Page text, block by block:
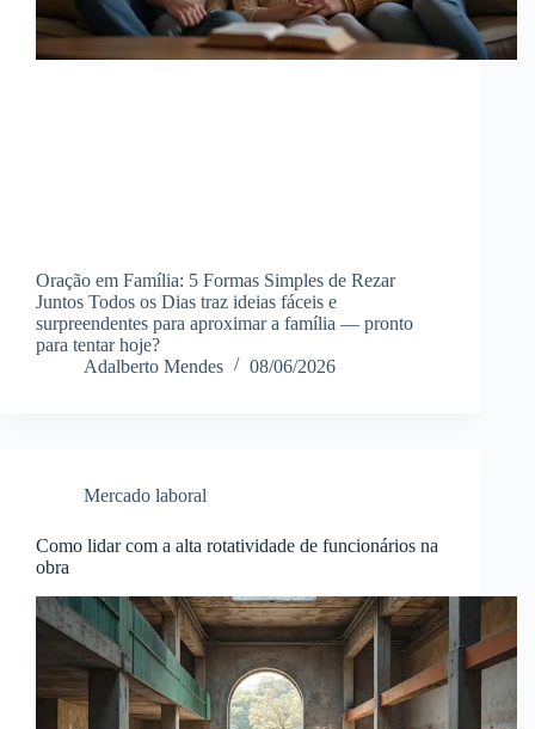
Oração em Família: 5 Formas Simples de Rezar
Juntos Todos os Dias traz ideias fáceis e
surpreendentes para aproximar a família — pronto
para tentar hoje?
Adalberto Mendes
08/06/2026
Mercado laboral
Como lidar com a alta rotatividade de funcionários na
obra